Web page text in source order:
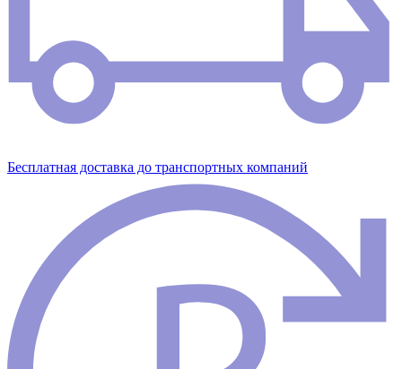
Бесплатная доставка до транспортных компаний